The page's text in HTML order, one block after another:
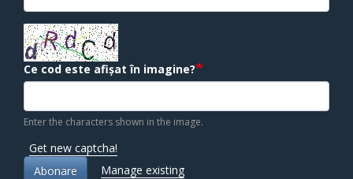
Ce cod este afișat în imagine?
Enter the characters shown in the image.
Get new captcha!
Abonare
Manage existing